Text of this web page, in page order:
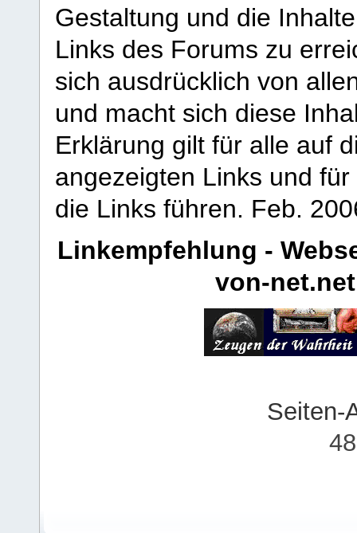
Gestaltung und die
Links des Forums zu
sich ausdrücklich von
und macht sich diese
Erklärung gilt für alle auf
angezeigten Links und
die Links führen. Feb.
Linkempfehlung -
von-net.net
Seiten-